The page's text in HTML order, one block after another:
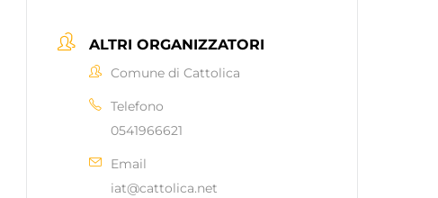
ALTRI ORGANIZZATORI
Comune di Cattolica
Telefono
0541966621
Email
iat@cattolica.net